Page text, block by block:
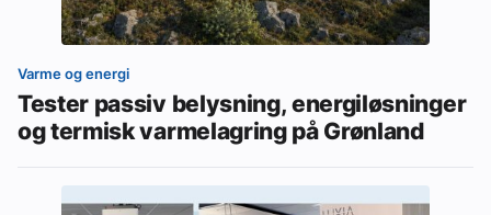
Varme og energi
Tester passiv belysning, energiløsninger
og termisk varmelagring på Grønland